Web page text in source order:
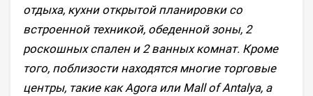
отдыха, кухни открытой планировки со
встроенной техникой, обеденной зоны, 2
роскошных спален и 2 ванных комнат. Кроме
того, поблизости находятся многие торговые
центры, такие как Agora или Mall of Antalya, а